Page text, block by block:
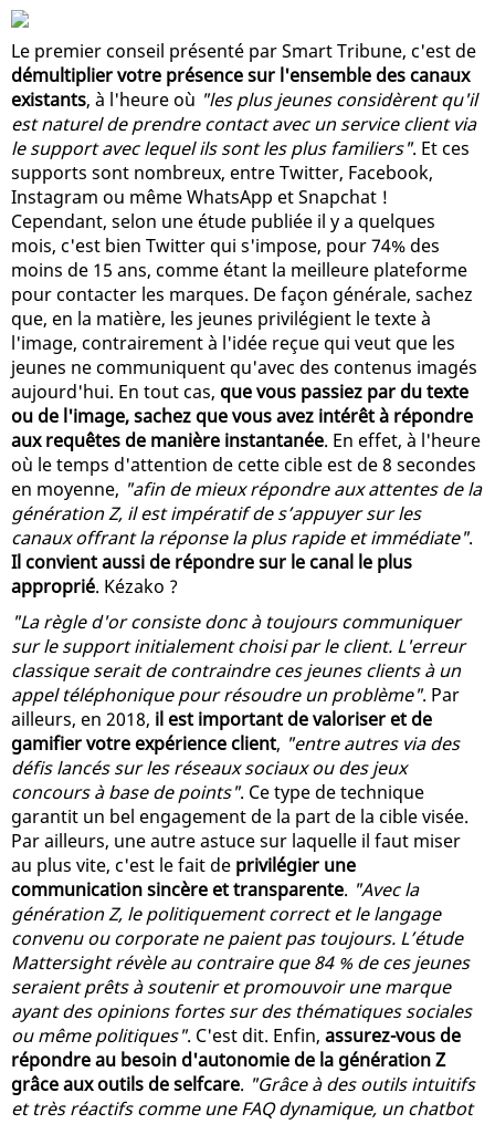
Le premier conseil présenté par Smart Tribune, c'est de
démultiplier votre présence sur l'ensemble des canaux
existants, à l'heure où "les plus jeunes considèrent qu'il
est naturel de prendre contact avec un service client via
le support avec lequel ils sont les plus familiers". Et ces
supports sont nombreux, entre Twitter, Facebook,
Instagram ou même WhatsApp et Snapchat !
Cependant, selon une étude publiée il y a quelques
mois, c'est bien Twitter qui s'impose, pour 74% des
moins de 15 ans, comme étant la meilleure plateforme
pour contacter les marques. De façon générale, sachez
que, en la matière, les jeunes privilégient le texte à
l'image, contrairement à l'idée reçue qui veut que les
jeunes ne communiquent qu'avec des contenus imagés
aujourd'hui. En tout cas, que vous passiez par du texte
ou de l'image, sachez que vous avez intérêt à répondre
aux requêtes de manière instantanée. En effet, à l'heure
où le temps d'attention de cette cible est de 8 secondes
en moyenne, "afin de mieux répondre aux attentes de la
génération Z, il est impératif de s’appuyer sur les
canaux offrant la réponse la plus rapide et immédiate".
Il convient aussi de répondre sur le canal le plus
approprié. Kézako ?
"La règle d'or consiste donc à toujours communiquer
sur le support initialement choisi par le client. L'erreur
classique serait de contraindre ces jeunes clients à un
appel téléphonique pour résoudre un problème". Par
ailleurs, en 2018, il est important de valoriser et de
gamifier votre expérience client, "entre autres via des
défis lancés sur les réseaux sociaux ou des jeux
concours à base de points". Ce type de technique
garantit un bel engagement de la part de la cible visée.
Par ailleurs, une autre astuce sur laquelle il faut miser
au plus vite, c'est le fait de privilégier une
communication sincère et transparente. "Avec la
génération Z, le politiquement correct et le langage
convenu ou corporate ne paient pas toujours. L’étude
Mattersight révèle au contraire que 84 % de ces jeunes
seraient prêts à soutenir et promouvoir une marque
ayant des opinions fortes sur des thématiques sociales
ou même politiques". C'est dit. Enfin, assurez-vous de
répondre au besoin d'autonomie de la génération Z
grâce aux outils de selfcare. "Grâce à des outils intuitifs
et très réactifs comme une FAQ dynamique, un chatbot